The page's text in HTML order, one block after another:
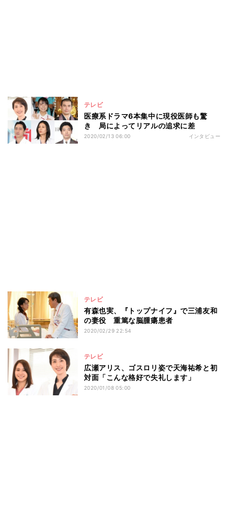
テレビ
医療系ドラマ6本集中に現役医師も驚
き 局によってリアルの追求に差
2020/02/13 06:00 インタビュー
テレビ
有森也実、『トップナイフ』で三浦友和
の妻役 重篤な脳腫瘍患者
2020/02/29 22:54
テレビ
広瀬アリス、ゴスロリ姿で天海祐希と初
対面「こんな格好で失礼します」
2020/01/08 05:00